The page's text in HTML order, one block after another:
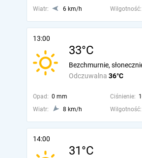
Wiatr:
6 km/h Wilgotność:
13:00
33°C
Odczuwalna 36°C
Bezchmurnie,
Opad: 0 mm Ciśnienie:
Wiatr:
8 km/h Wilgotność:
14:00
31°C